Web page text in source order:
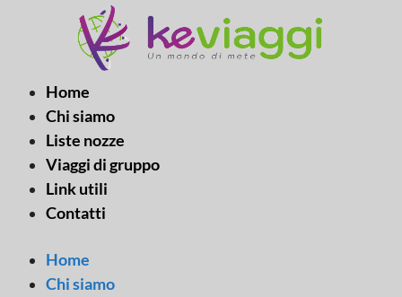
Home
Chi siamo
Liste nozze
Viaggi di gruppo
Link utili
Contatti
Home
Chi siamo